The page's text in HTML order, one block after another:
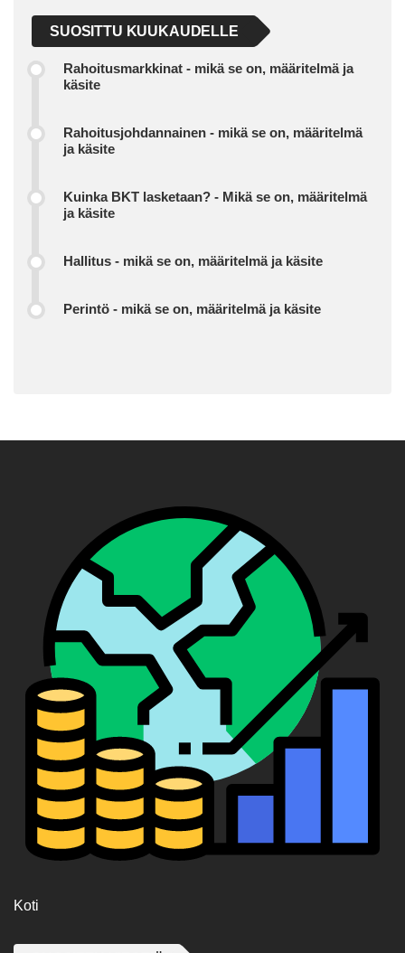
SUOSITTU KUUKAUDELLE
Rahoitusmarkkinat - mikä se on, määritelmä ja
käsite
Rahoitusjohdannainen - mikä se on, määritelmä
ja käsite
Kuinka BKT lasketaan? - Mikä se on, määritelmä
ja käsite
Hallitus - mikä se on, määritelmä ja käsite
Perintö - mikä se on, määritelmä ja käsite
Koti